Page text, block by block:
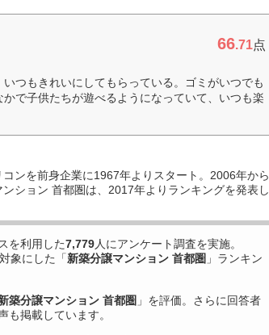
66.71点
つもきれいにしてもらっている。ゴミがいつでも
で子供たちが遊べるようになっていて、いつも楽
ンを前身企業に1967年よりスタート。2006年から
ション 首都圏は、2017年よりランキングを発表し
を利用した7,779人にアンケート調査を実施。
象にした「新築分譲マンション 首都圏 」ランキン
築分譲マンション 首都圏 」を評価。さらに回答者
も掲載しています。